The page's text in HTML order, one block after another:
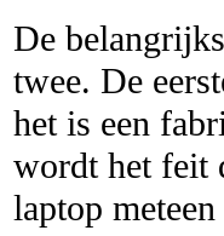
De
twee. De
het is een
wordt het feit
laptop